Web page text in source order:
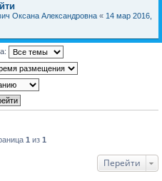
Оксана Александровна « 14 мар 2016,
1 из 1
Перейти